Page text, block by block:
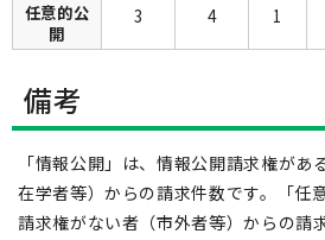
任意的公
開
3 4 1
備考
「情報公開」は、情報公開請求権があ
在学者等）からの請求件数です。「任
請求権がない者（市外者等）からの請